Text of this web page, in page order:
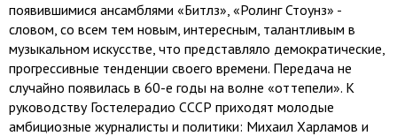
появившимися ансамблями «Битлз», «Ролинг Стоунз» -
словом, со всем тем новым, интересным, талантливым в
музыкальном искусстве, что представляло демократические,
прогрессивные тенденции своего времени. Передача не
случайно появилась в 60-е годы на волне «оттепели». К
руководству Гостелерадио СССР приходят молодые
амбициозные журналисты и политики: Михаил Харламов и